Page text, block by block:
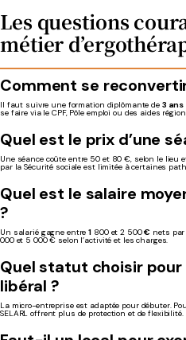
Les questions
métier
Comment se
Il faut suivre une formation diplômante de 3 ans
se faire via le CPF, Pôle emploi ou des aides
Quel est le prix d’une
Une séance coûte entre 50 et 80 €, selon le lieu
par la Sécurité sociale est limitée à certaines
Quel est le salaire
?
Un salarié gagne entre1 800 et 2 500€ nets par
000 et 5 000 € selon l’activité et les charges.
Quel statut choisir
libéral ?
La micro-entreprise est adaptée pour débuter.
SELARL offrent plus de protection et de flexibilité.